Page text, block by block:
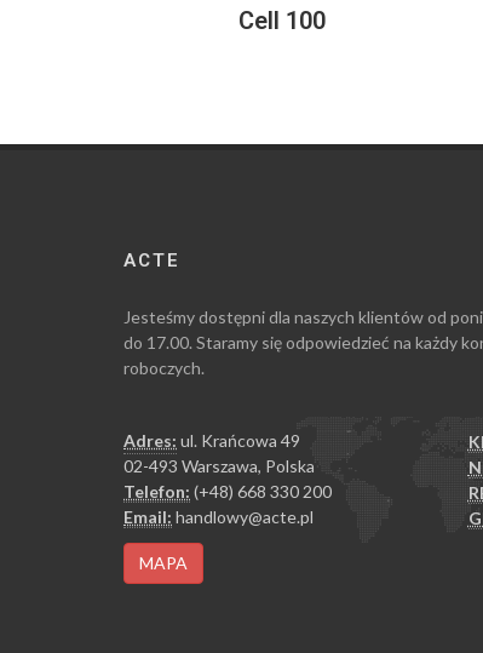
Cell 100
ACTE
Jesteśmy dostępni dla naszych klientów od
do 17.00. Staramy się odpowiedzieć na każdy
roboczych.
Adres: ul. Krańcowa 49
02-493 Warszawa, Polska
Telefon: (+48) 668 330 200
Email: handlowy@acte.pl
MAPA